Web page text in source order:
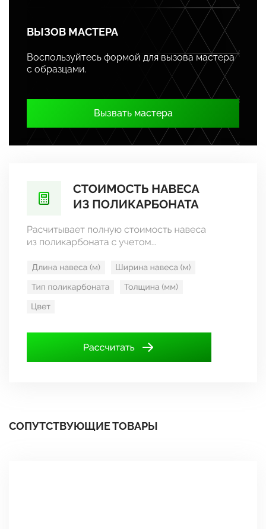
ВЫЗОВ МАСТЕРА
Воспользуйтесь формой для вызова мастера
с образцами.
Вызвать мастера
СОПУТСТВУЮЩИЕ ТОВАРЫ